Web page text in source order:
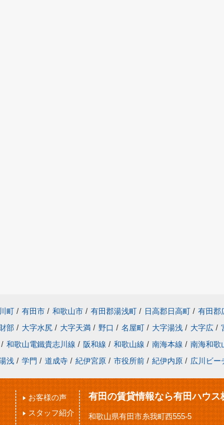
町 / 有田市 / 和歌山市 / 有田郡湯浅町 / 日高郡日高町 / 有田郡
部 / 大字水尻 / 大字天満 / 野口 / 名屋町 / 大字湯浅 / 大字広 /
/ 和歌山電鐵貴志川線 / 阪和線 / 和歌山線 / 南海本線 / 南海和歌
浅 / 学門 / 道成寺 / 紀伊宮原 / 市役所前 / 紀伊内原 / 広川ビー
お客様の声
スタッフ紹介
有田の賃貸情報なら有田ハウス
和歌山県有田市糸我町西555-5